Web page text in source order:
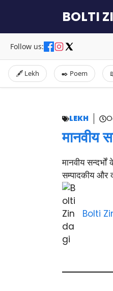
content
BOLTI
Follow us:
🖋️ Lekh ✒️ Poem
LEKH
मानवीय
मानवीय
सम्पादकीय और
Bolti